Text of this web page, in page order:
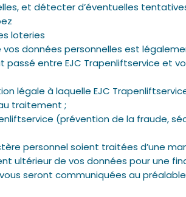
et détecter d’éventuelles
loteries
données personnelles est
passé entre EJC Trapenliftservice et
légale à laquelle EJC
traitement ;
(prévention de la fraude,
personnel soient traitées d’une
ultérieur de vos données pour une
seront communiquées au